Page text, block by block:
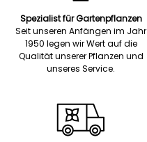
Spezialist für Gartenpflanzen
Seit unseren Anfängen im Jahr
1950 legen wir Wert auf die
Qualität unserer Pflanzen und
unseres Service.